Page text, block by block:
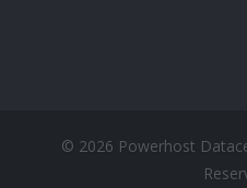
© 2026 Powerhost